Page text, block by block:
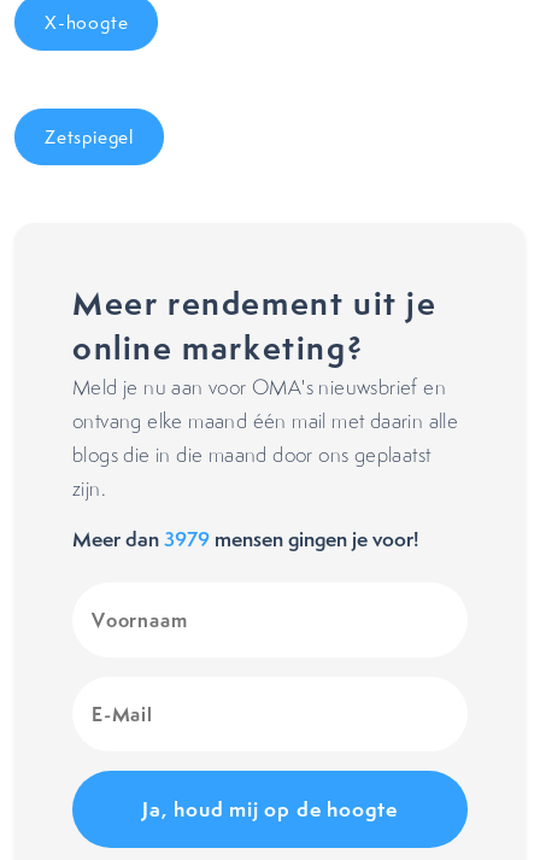
X-hoogte
Zetspiegel
Meer rendement uit je
online marketing?
Meld je nu aan voor OMA's nieuwsbrief en
ontvang elke maand één mail met daarin alle
blogs die in die maand door ons geplaatst
zijn.
Meer dan3979 mensen gingen je voor!
(Vereist)
Mail